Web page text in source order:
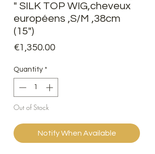
" SILK TOP WIG,cheveux
européens ,S/M ,38cm
(15")
€1,350.00Price
Quantity *
Out of Stock
Notify When Available